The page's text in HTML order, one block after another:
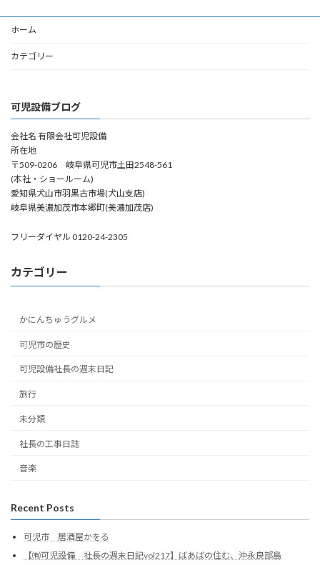
ホーム
カテゴリー
可児設備ブログ
会社名 有限会社可児設備
所在地
〒509-0206 岐阜県可児市土田2548-561
(本社・ショールーム)
愛知県犬山市羽黒古市場(犬山支店)
岐阜県美濃加茂市本郷町(美濃加茂店)
フリーダイヤル 0120-24-2305
カテゴリー
かにんちゅうグルメ
可児市の歴史
可児設備社長の週末日記
旅行
未分類
社長の工事日誌
音楽
Recent Posts
可児市 居酒屋かをる
【㈲可児設備 社長の週末日記vol217】ばあばの住む、沖永良部島